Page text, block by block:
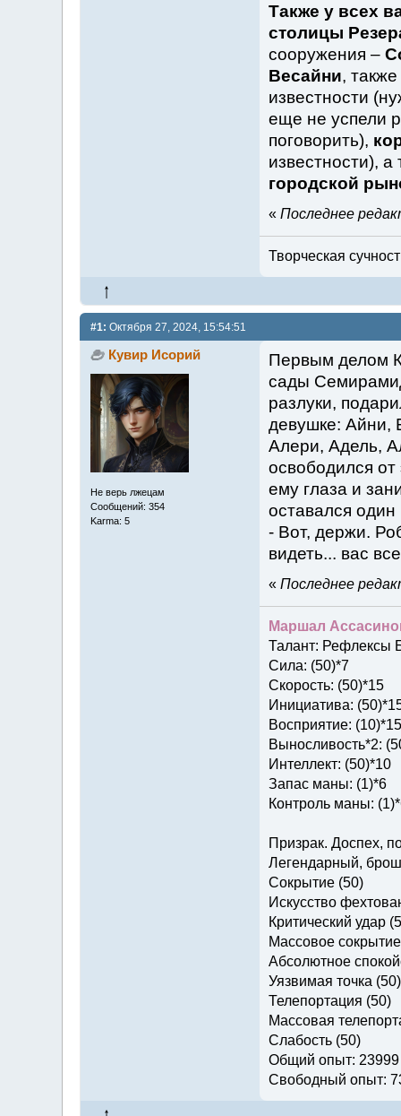
Также у всех
столицы
сооружения –
Весайни,
известности
еще не успели
поговорить),
известности), а
городской
« Последнее
Творческая
#1: Октября 27, 2024, 15:54:51
Кувир Исорий
Не верь лжецам
Сообщений: 354
Karma: 5
Первым делом
сады
разлуки,
девушке: Айни,
Алери, Адель,
освободился от
ему глаза и
оставался один
- Вот, держи.
видеть... вас
« Последнее
Маршал
Талант: Рефлексы
Сила: (50)*7
Скорость: (50)*15
Инициатива:
Восприятие: (10)*15
Выносливость*2:
Интеллект: (50)*10
Запас маны: (1)*6
Контроль маны:
Призрак. Доспех,
Легендарный,
Сокрытие (50)
Искусство
Критический удар
Массовое
Абсолютное
Уязвимая точка (50)
Телепортация (50)
Массовая
Слабость (50)
Общий опыт: 23999
Свободный опыт: